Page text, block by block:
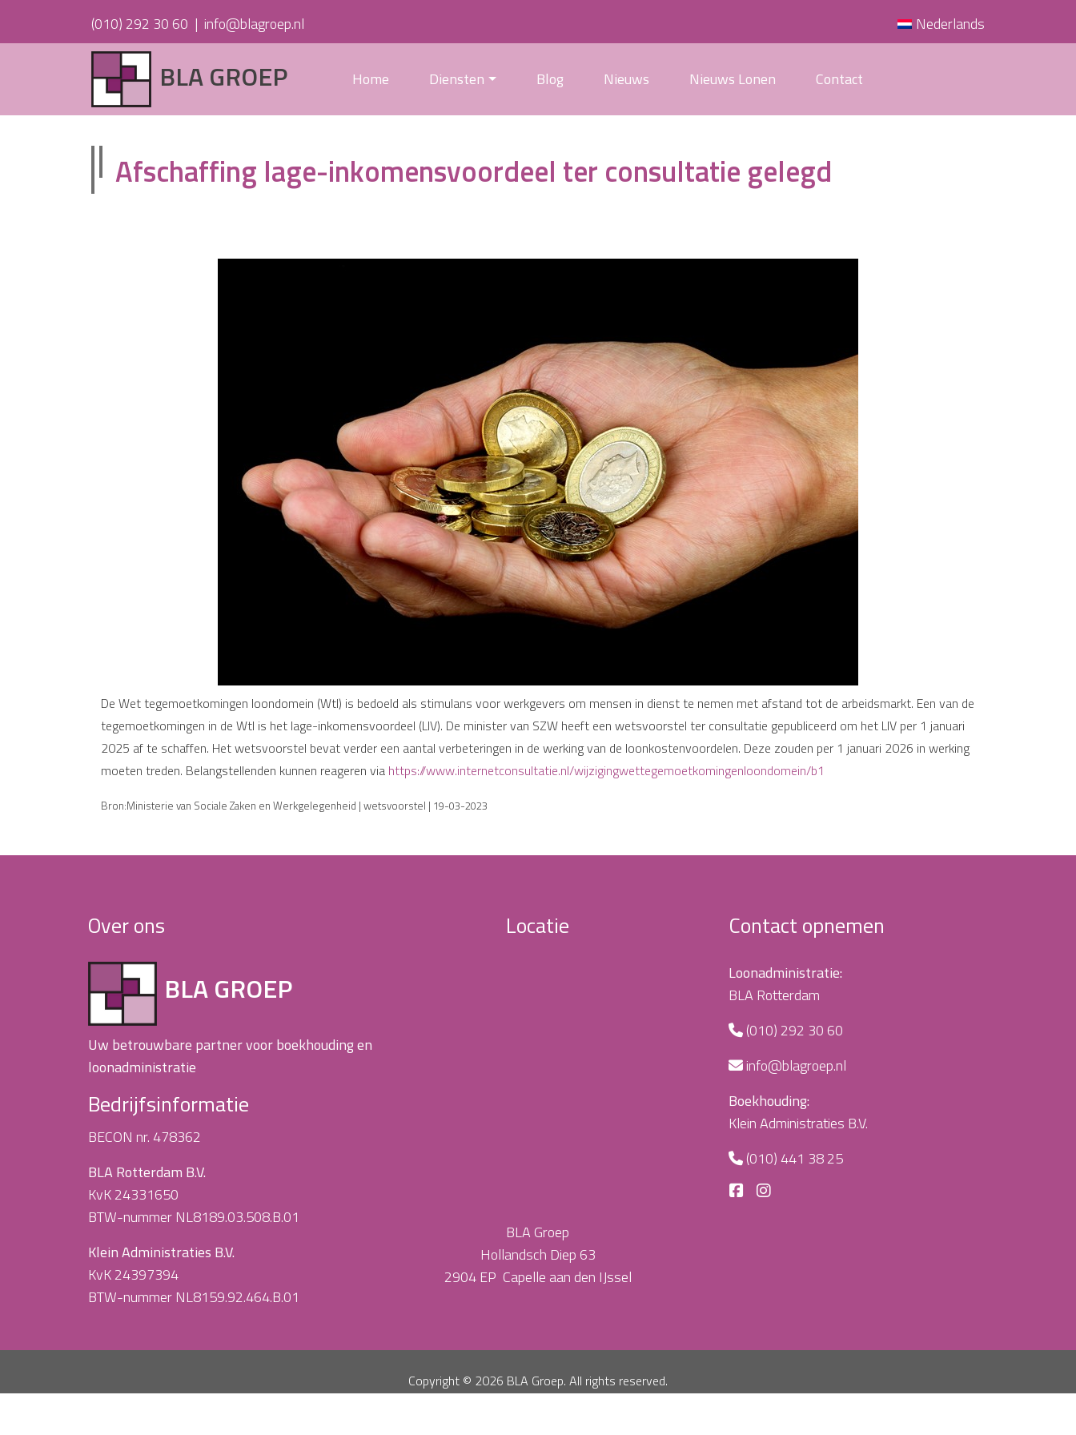
(010) 292 30 60 | info@blagroep.nl Nederlands
BLA GROEP Home Diensten Blog Nieuws Nieuws Lonen Contact
Afschaffing lage-inkomensvoordeel ter consultatie gelegd
De Wet tegemoetkomingen loondomein (Wtl) is bedoeld als stimulans voor werkgevers om mensen in dienst te nemen met afstand tot de arbeidsmarkt. Een van de
tegemoetkomingen in de Wtl is het lage-inkomensvoordeel (LIV). De minister van SZW heeft een wetsvoorstel ter consultatie gepubliceerd om het LIV per 1 januari
2025 af te schaffen. Het wetsvoorstel bevat verder een aantal verbeteringen in de werking van de loonkostenvoordelen. Deze zouden per 1 januari 2026 in werking
moeten treden. Belangstellenden kunnen reageren via https://www.internetconsultatie.nl/wijzigingwettegemoetkomingenloondomein/b1
Bron:Ministerie van Sociale Zaken en Werkgelegenheid | wetsvoorstel | 19-03-2023
Over ons
BLA GROEP
Uw betrouwbare partner voor boekhouding en
loonadministratie
Bedrijfsinformatie
BECON nr. 478362
BLA Rotterdam B.V.
KvK 24331650
BTW-nummer NL8189.03.508.B.01
Klein Administraties B.V.
KvK 24397394
BTW-nummer NL8159.92.464.B.01
Locatie
BLA Groep
Hollandsch Diep 63
2904 EP Capelle aan den IJssel
Contact opnemen
Loonadministratie:
BLA Rotterdam
(010) 292 30 60
info@blagroep.nl
Boekhouding:
Klein Administraties B.V.
(010) 441 38 25
Copyright © 2026 BLA Groep. All rights reserved.